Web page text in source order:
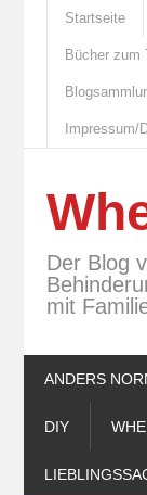
Startseite
Bücher zum
Impressum/
Der Blog
mit
ANDERS
DIY